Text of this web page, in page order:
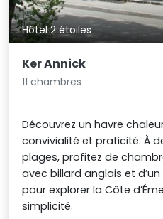
Hôtel 2 étoiles
Ker Annick
11 chambres
Découvrez un havre
convivialité et praticité. À
plages, profitez de
avec billard anglais et
pour explorer la Côte
simplicité.